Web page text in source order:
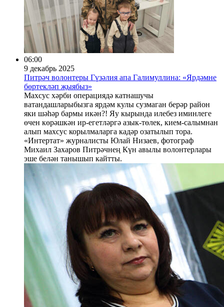
06:00
9 декабрь 2025
Питрәч волонтеры Гүзәлия апа Галимуллина: «Ярдәмне
бөртекләп җыябыз»
Махсус хәрби операциядә катнашучы
ватандашларыбызга ярдәм кулы сузмаган берәр район
яки шәһәр бармы икән?! Яу кырында илебез иминлеге
өчен көрәшкән ир-егетләргә азык-төлек, кием-салымнан
алып махсус корылмаларга кадәр озатылып тора.
«Интертат» журналисты Юлай Низаев, фотограф
Михаил Захаров Питрәчнең Күн авылы волонтерлары
эше белән танышып кайтты.